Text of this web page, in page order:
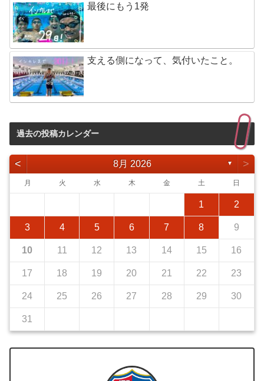
最後にもう1発
支える側になって、気付いたこと。
過去の投稿カレンダー
< 8月 2026 ▼ >
月 火 水 木 金 土 日
1 2
3 4 5 6 7 8 9
10 11 12 13 14 15 16
17 18 19 20 21 22 23
24 25 26 27 28 29 30
31